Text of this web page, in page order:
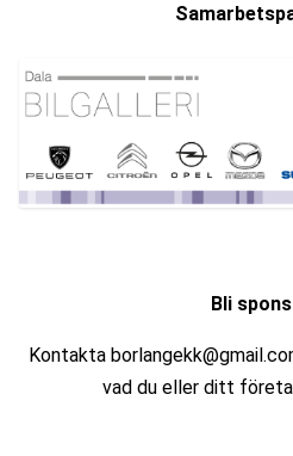
Bli
Kontakta
vad du eller ditt